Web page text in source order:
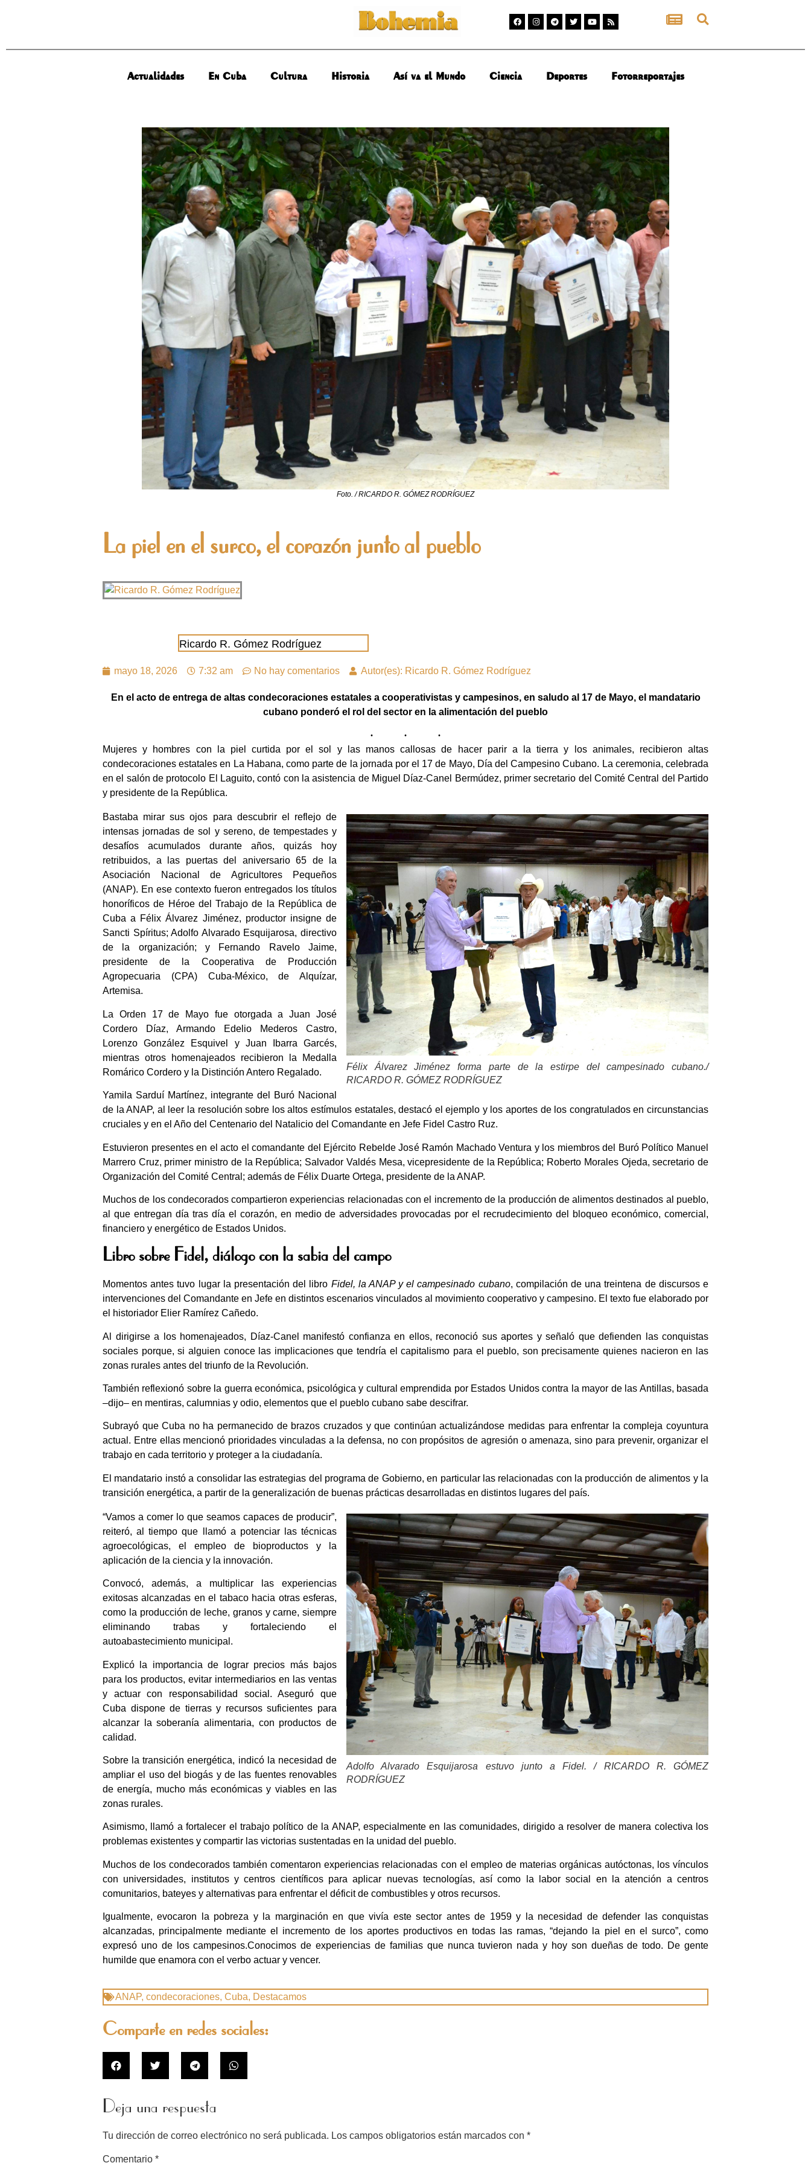
Actualidades En Cuba Cultura Historia Así va el Mundo Ciencia Deportes Fotorreportajes
Foto. / RICARDO R. GÓMEZ RODRÍGUEZ
La piel en el surco, el corazón junto al pueblo
Ricardo R. Gómez Rodríguez
mayo 18, 2026 7:32 am No hay comentarios Autor(es): Ricardo R. Gómez Rodríguez
En el acto de entrega de altas condecoraciones estatales a cooperativistas y campesinos, en saludo al 17 de Mayo, el mandatario
cubano ponderó el rol del sector en la alimentación del pueblo
Mujeres y hombres con la piel curtida por el sol y las manos callosas de hacer parir a la tierra y los animales, recibieron altas
condecoraciones estatales en La Habana, como parte de la jornada por el 17 de Mayo, Día del Campesino Cubano. La ceremonia, celebrada
en el salón de protocolo El Laguito, contó con la asistencia de Miguel Díaz-Canel Bermúdez, primer secretario del Comité Central del Partido
y presidente de la República.
Félix Álvarez Jiménez forma parte de la estirpe del campesinado cubano./
RICARDO R. GÓMEZ RODRÍGUEZ
Bastaba mirar sus ojos para descubrir el reflejo de
intensas jornadas de sol y sereno, de tempestades y
desafíos acumulados durante años, quizás hoy
retribuidos, a las puertas del aniversario 65 de la
Asociación Nacional de Agricultores Pequeños
(ANAP). En ese contexto fueron entregados los títulos
honoríficos de Héroe del Trabajo de la República de
Cuba a Félix Álvarez Jiménez, productor insigne de
Sancti Spíritus; Adolfo Alvarado Esquijarosa, directivo
de la organización; y Fernando Ravelo Jaime,
presidente de la Cooperativa de Producción
Agropecuaria (CPA) Cuba-México, de Alquízar,
Artemisa.
La Orden 17 de Mayo fue otorgada a Juan José
Cordero Díaz, Armando Edelio Mederos Castro,
Lorenzo González Esquivel y Juan Ibarra Garcés,
mientras otros homenajeados recibieron la Medalla
Romárico Cordero y la Distinción Antero Regalado.
Yamila Sarduí Martínez, integrante del Buró Nacional
de la ANAP, al leer la resolución sobre los altos estímulos estatales, destacó el ejemplo y los aportes de los congratulados en circunstancias
cruciales y en el Año del Centenario del Natalicio del Comandante en Jefe Fidel Castro Ruz.
Estuvieron presentes en el acto el comandante del Ejército Rebelde José Ramón Machado Ventura y los miembros del Buró Político Manuel
Marrero Cruz, primer ministro de la República; Salvador Valdés Mesa, vicepresidente de la República; Roberto Morales Ojeda, secretario de
Organización del Comité Central; además de Félix Duarte Ortega, presidente de la ANAP.
Muchos de los condecorados compartieron experiencias relacionadas con el incremento de la producción de alimentos destinados al pueblo,
al que entregan día tras día el corazón, en medio de adversidades provocadas por el recrudecimiento del bloqueo económico, comercial,
financiero y energético de Estados Unidos.
Libro sobre Fidel, diálogo con la sabia del campo
Momentos antes tuvo lugar la presentación del libro Fidel, la ANAP y el campesinado cubano, compilación de una treintena de discursos e
intervenciones del Comandante en Jefe en distintos escenarios vinculados al movimiento cooperativo y campesino. El texto fue elaborado por
el historiador Elier Ramírez Cañedo.
Al dirigirse a los homenajeados, Díaz-Canel manifestó confianza en ellos, reconoció sus aportes y señaló que defienden las conquistas
sociales porque, si alguien conoce las implicaciones que tendría el capitalismo para el pueblo, son precisamente quienes nacieron en las
zonas rurales antes del triunfo de la Revolución.
También reflexionó sobre la guerra económica, psicológica y cultural emprendida por Estados Unidos contra la mayor de las Antillas, basada
–dijo– en mentiras, calumnias y odio, elementos que el pueblo cubano sabe descifrar.
Subrayó que Cuba no ha permanecido de brazos cruzados y que continúan actualizándose medidas para enfrentar la compleja coyuntura
actual. Entre ellas mencionó prioridades vinculadas a la defensa, no con propósitos de agresión o amenaza, sino para prevenir, organizar el
trabajo en cada territorio y proteger a la ciudadanía.
El mandatario instó a consolidar las estrategias del programa de Gobierno, en particular las relacionadas con la producción de alimentos y la
transición energética, a partir de la generalización de buenas prácticas desarrolladas en distintos lugares del país.
Adolfo Alvarado Esquijarosa estuvo junto a Fidel. / RICARDO R. GÓMEZ
RODRÍGUEZ
“Vamos a comer lo que seamos capaces de producir”,
reiteró, al tiempo que llamó a potenciar las técnicas
agroecológicas, el empleo de bioproductos y la
aplicación de la ciencia y la innovación.
Convocó, además, a multiplicar las experiencias
exitosas alcanzadas en el tabaco hacia otras esferas,
como la producción de leche, granos y carne, siempre
eliminando trabas y fortaleciendo el
autoabastecimiento municipal.
Explicó la importancia de lograr precios más bajos
para los productos, evitar intermediarios en las ventas
y actuar con responsabilidad social. Aseguró que
Cuba dispone de tierras y recursos suficientes para
alcanzar la soberanía alimentaria, con productos de
calidad.
Sobre la transición energética, indicó la necesidad de
ampliar el uso del biogás y de las fuentes renovables
de energía, mucho más económicas y viables en las
zonas rurales.
Asimismo, llamó a fortalecer el trabajo político de la ANAP, especialmente en las comunidades, dirigido a resolver de manera colectiva los
problemas existentes y compartir las victorias sustentadas en la unidad del pueblo.
Muchos de los condecorados también comentaron experiencias relacionadas con el empleo de materias orgánicas autóctonas, los vínculos
con universidades, institutos y centros científicos para aplicar nuevas tecnologías, así como la labor social en la atención a centros
comunitarios, bateyes y alternativas para enfrentar el déficit de combustibles y otros recursos.
Igualmente, evocaron la pobreza y la marginación en que vivía este sector antes de 1959 y la necesidad de defender las conquistas
alcanzadas, principalmente mediante el incremento de los aportes productivos en todas las ramas, “dejando la piel en el surco”, como
expresó uno de los campesinos.Conocimos de experiencias de familias que nunca tuvieron nada y hoy son dueñas de todo. De gente
humilde que enamora con el verbo actuar y vencer.
ANAP, condecoraciones, Cuba, Destacamos
Comparte en redes sociales:
Deja una respuesta
Tu dirección de correo electrónico no será publicada. Los campos obligatorios están marcados con *
Comentario *